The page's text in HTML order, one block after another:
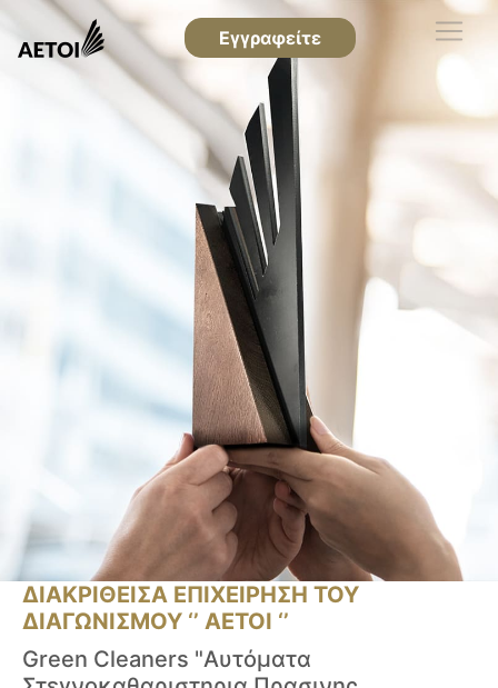
Εγγραφείτε
ΔΙΑΚΡΙΘΕΙΣΑ ΕΠΙΧΕΙΡΗΣΗ ΤΟΥ
ΔΙΑΓΩΝΙΣΜΟΥ ‘’ ΑΕΤΟΙ ‘’
Green Cleaners "Αυτόματα